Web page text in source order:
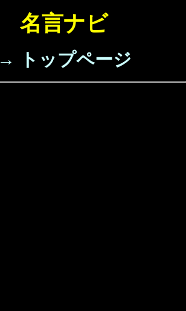
名言ナビ
→ トップページ